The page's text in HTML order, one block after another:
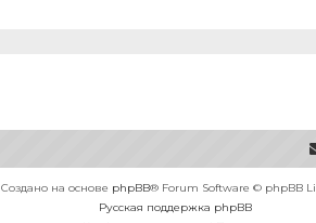
Создано на основе phpBB® Forum Software © phpBB
Русская поддержка phpBB